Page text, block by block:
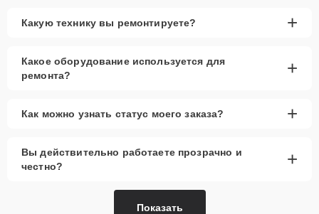
Какую технику вы ремонтируете? +
Какое оборудование используется для
ремонта?
+
Как можно узнать статус моего заказа? +
Вы действительно работаете прозрачно и
честно?
+
Показать